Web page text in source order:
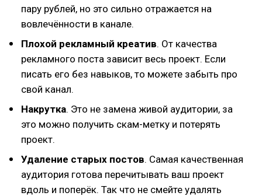
пару рублей, но это сильно отражается на
вовлечённости в канале.
Плохой рекламный креатив. От качества
рекламного поста зависит весь проект. Если
писать его без навыков, то можете забыть про
свой канал.
Накрутка. Это не замена живой аудитории, за
это можно получить скам-метку и потерять
проект.
Удаление старых постов. Самая качественная
аудитория готова перечитывать ваш проект
вдоль и поперёк. Так что не смейте удалять